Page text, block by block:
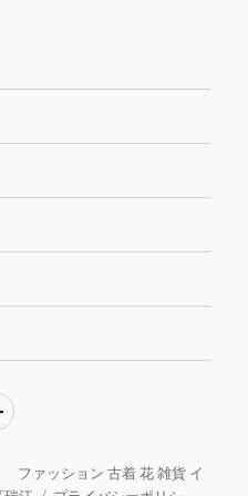
SHOWROOM
ァッション 古着 花 雑貨 イ